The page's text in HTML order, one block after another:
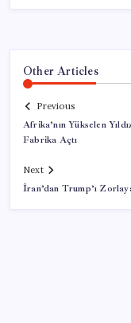
Other Articles
Previous
Afrika’nın Yükselen
Fabrika Açtı
Next
İran’dan Trump’ı